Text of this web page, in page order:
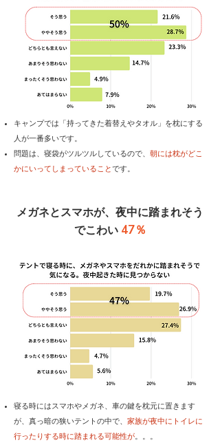
キャンプでは「持ってきた着替えやタオル」を枕にする
人が一番多いです。
問題は、寝袋がツルツルしているので、 朝には枕がどこ
かにいってしまっていることです。
メガネとスマホが、夜中に踏まれそう
でこわい 47％
​寝る時にはスマホやメガネ、車の鍵を枕元に置きます
が、真っ暗の狭いテントの中で、 家族が夜中にトイレに
行ったりする時に踏まれる可能性が